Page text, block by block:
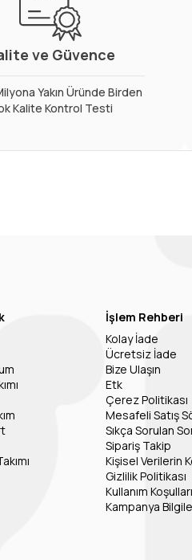
ve Güvence
Yakın Üründe Birden
Kalite Kontrol Testi
İşlem Rehberi
Kolay İade
Ücretsiz İade
Bize Ulaşın
Etk
Çerez Politikası
Mesafeli Satış
Sıkça Sorulan
Sipariş Takip
Kişisel Verilerin
Gizlilik Politikası
Kullanım Koşulları
Kampanya